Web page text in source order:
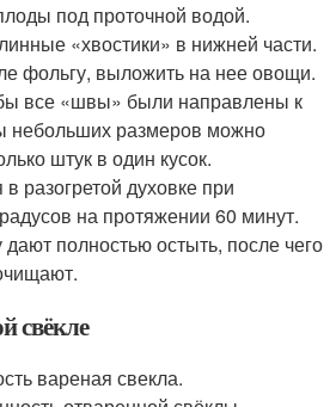
под проточной водой.
«хвостики» в нижней части.
фольгу, выложить на нее овощи.
все «швы» были направлены к
небольших размеров можно
штук в один кусок.
разогретой духовке при
на протяжении 60 минут.
дают полностью остыть, после чего
свёкле